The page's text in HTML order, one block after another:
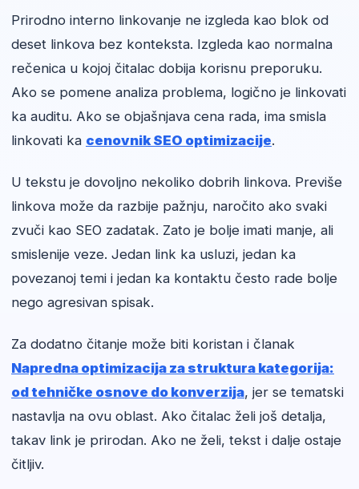
Prirodno interno linkovanje ne izgleda kao blok od
deset linkova bez konteksta. Izgleda kao normalna
rečenica u kojoj čitalac dobija korisnu preporuku.
Ako se pomene analiza problema, logično je linkovati
ka auditu. Ako se objašnjava cena rada, ima smisla
linkovati ka cenovnik SEO optimizacije.
U tekstu je dovoljno nekoliko dobrih linkova. Previše
linkova može da razbije pažnju, naročito ako svaki
zvuči kao SEO zadatak. Zato je bolje imati manje, ali
smislenije veze. Jedan link ka usluzi, jedan ka
povezanoj temi i jedan ka kontaktu često rade bolje
nego agresivan spisak.
Za dodatno čitanje može biti koristan i članak
Napredna optimizacija za struktura kategorija:
od tehničke osnove do konverzija, jer se tematski
nastavlja na ovu oblast. Ako čitalac želi još detalja,
takav link je prirodan. Ako ne želi, tekst i dalje ostaje
čitljiv.